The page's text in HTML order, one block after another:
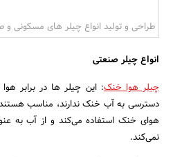
طراحی و تولید انواع چیلر های مسکونی و
انواع چیلر صنعتی
چیلر هوا خنک: این چیلر ها در برابر
دسترسی به آب خنک ندارند، مناسب
هوای خنک استفاده می‌کند و از آب به
نمی‌کند.